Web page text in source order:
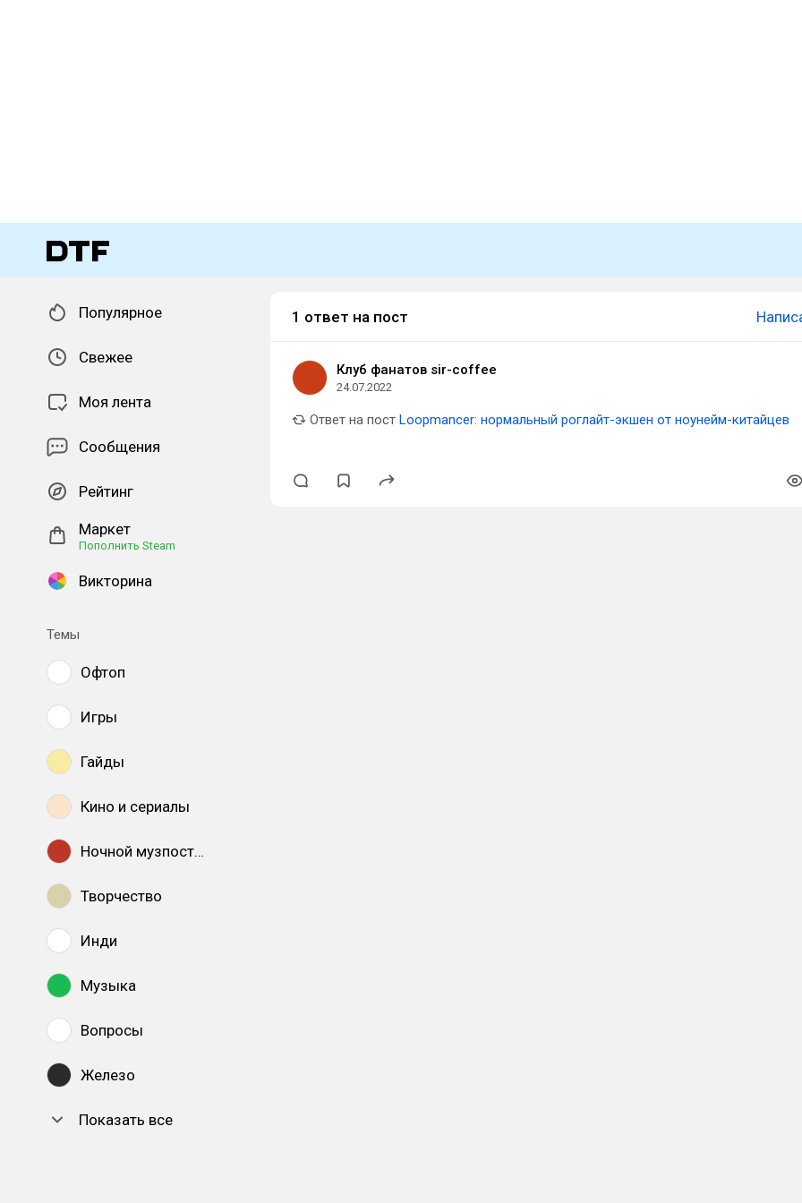
Популярное
Свежее
Моя лента
Сообщения
Рейтинг
Маркет
Пополнить Steam
Викторина
Темы
Офтоп
Игры
Гайды
Кино и сериалы
Ночной музпостинг
Творчество
Инди
Музыка
Вопросы
Железо
Показать все
1 ответ на пост
Клуб фанатов sir-coffee
24.07.2022
Ответ на пост Loopmancer: нормальный роглайт-экшен от ноунейм-китайцев